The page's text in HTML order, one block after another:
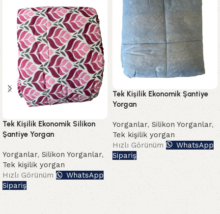
Tek Kişilik Ekonomik Silikon
Şantiye Yorgan
Yorganlar, Silikon Yorganlar,
Tek kişilik yorgan
Hızlı Görünüm
WhatsApp
Sipariş
Tek Kişilik Ekonomik Şantiye
Yorgan
Yorganlar,Silikon Yorganlar,
Tek kişilik yorgan
Hızlı Görünüm
WhatsApp
Sipariş
Read More